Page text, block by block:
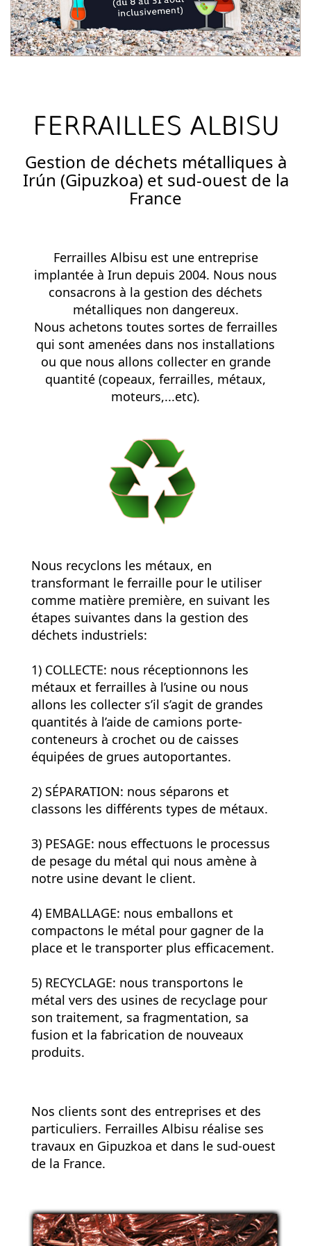
FERRAILLES ALBISU
Gestion de déchets métalliques à
Irún (Gipuzkoa) et sud-ouest de la
France
Ferrailles Albisu est une entreprise
implantée à Irun depuis 2004. Nous nous
consacrons à la gestion des déchets
métalliques non dangereux.
Nous achetons toutes sortes de ferrailles
qui sont amenées dans nos installations
ou que nous allons collecter en grande
quantité (copeaux, ferrailles, métaux,
moteurs,...etc).
Nous recyclons les métaux, en
transformant le ferraille pour le utiliser
comme matière première, en suivant les
étapes suivantes dans la gestion des
déchets industriels:
1) COLLECTE: nous réceptionnons les
métaux et ferrailles à l’usine ou nous
allons les collecter s’il s’agit de grandes
quantités à l’aide de camions porte-
conteneurs à crochet ou de caisses
équipées de grues autoportantes.
2) SÉPARATION: nous séparons et
classons les différents types de métaux.
3) PESAGE: nous effectuons le processus
de pesage du métal qui nous amène à
notre usine devant le client.
4) EMBALLAGE: nous emballons et
compactons le métal pour gagner de la
place et le transporter plus efficacement.
5) RECYCLAGE: nous transportons le
métal vers des usines de recyclage pour
son traitement, sa fragmentation, sa
fusion et la fabrication de nouveaux
produits.
Nos clients sont des entreprises et des
particuliers. Ferrailles Albisu réalise ses
travaux en Gipuzkoa et dans le sud-ouest
de la France.